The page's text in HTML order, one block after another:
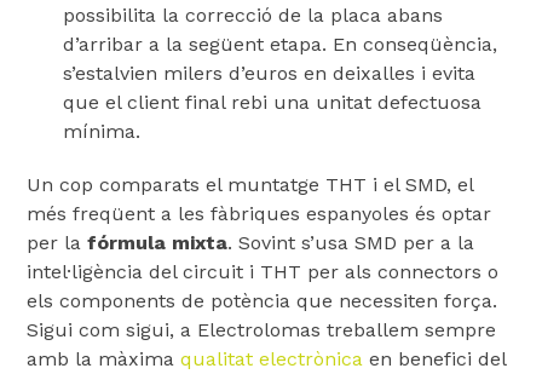
possibilita la correcció de la placa abans
d’arribar a la següent etapa. En conseqüència,
s’estalvien milers d’euros en deixalles i evita
que el client final rebi una unitat defectuosa
mínima.
Un cop comparats el muntatge THT i el SMD, el
més freqüent a les fàbriques espanyoles és optar
per lafórmula mixta. Sovint s’usa SMD per a la
intel·ligència del circuit i THT per als connectors o
els components de potència que necessiten força.
Sigui com sigui, a Electrolomas treballem sempre
amb la màxima qualitat electrònica en benefici del